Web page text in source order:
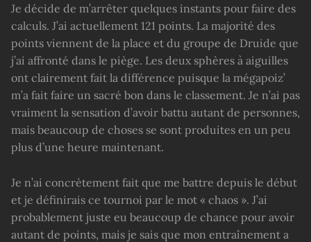
Je décide de m’arrêter quelques instants pour faire des
calculs. J’ai actuellement 121 points. La majorité des
points viennent de la place et du groupe de Druide que
j’ai affronté dans le piège. Les deux sphères à aiguilles
ont clairement fait la différence puisque la mégapoiz’
m’a fait faire un sacré bon dans le classement. Je n’ai pas
vraiment la sensation d’avoir battu autant de personnes,
mais beaucoup de choses se sont produites en un peu
plus d’une heure maintenant.
Je n’ai concrètement fait que me battre depuis le début
et je définirais ce tournoi par le mot « chaos ». J’ai
probablement juste eu beaucoup de chance pour avoir
autant de points, mais je sais que mon entraînement a